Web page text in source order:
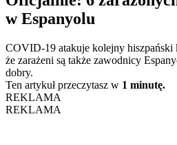
w Espanyolu
COVID-19 atakuje kolejny hiszpański
że zarażeni są także zawodnicy
dobry.
Ten artykuł przeczytasz w 1 minutę.
REKLAMA
REKLAMA